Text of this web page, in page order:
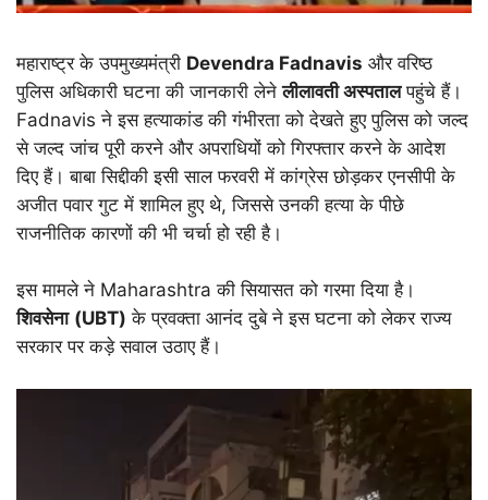
महाराष्ट्र के उपमुख्यमंत्री Devendra Fadnavis और वरिष्ठ
पुलिस अधिकारी घटना की जानकारी लेनेलीलावती अस्पतालपहुंचे हैं।
Fadnavis ने इस हत्याकांड की गंभीरता को देखते हुए पुलिस को जल्द
से जल्द जांच पूरी करने और अपराधियों को गिरफ्तार करने के आदेश
दिए हैं। बाबा सिद्दीकी इसी साल फरवरी में कांग्रेस छोड़कर एनसीपी के
अजीत पवार गुट में शामिल हुए थे, जिससे उनकी हत्या के पीछे
राजनीतिक कारणों की भी चर्चा हो रही है।
इस मामले ने Maharashtra की सियासत को गरमा दिया है।
शिवसेना (UBT) के प्रवक्ता आनंद दुबे ने इस घटना को लेकर राज्य
सरकार पर कड़े सवाल उठाए हैं।